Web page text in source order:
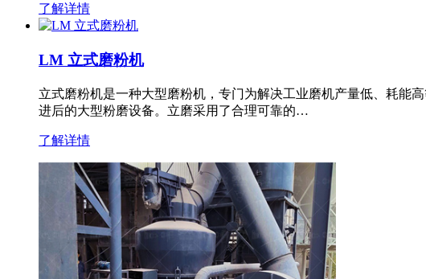
了解详情
LM 立式磨粉机
立式磨粉机是一种大型磨粉机，专门为解决工业磨机产量低、耗能
进后的大型粉磨设备。立磨采用了合理可靠的…
了解详情